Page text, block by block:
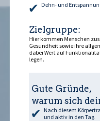
Dehn- und
Zielgruppe:
Hier kommen Menschen
Gesundheit sowie ihre
dabei Wert auf
legen.
Gute Gründe,
warum sich
Nach diesem
und aktiv in den Tag.